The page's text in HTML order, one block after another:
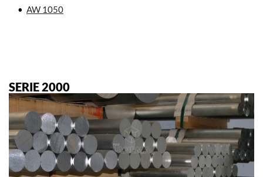
• AW 1050
SERIE 2000